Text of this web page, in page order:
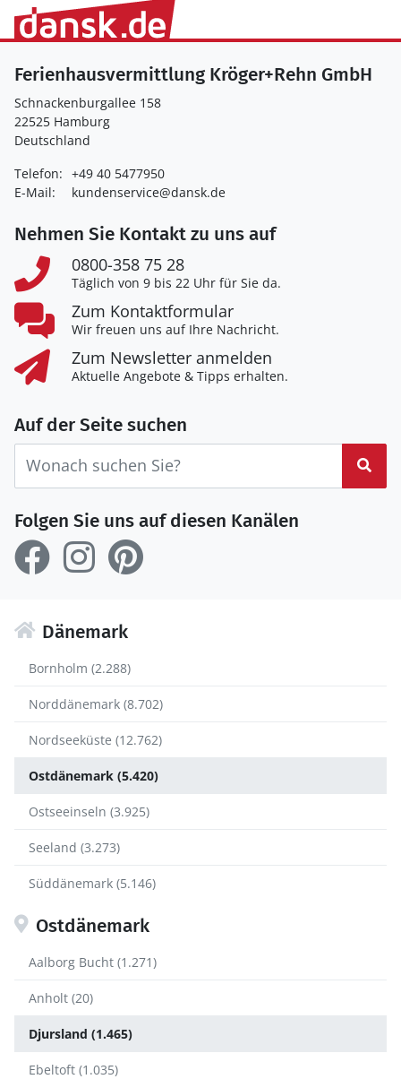
Ferienhausvermittlung Kröger+Rehn GmbH
Schnackenburgallee 158
22525 Hamburg
Deutschland
Telefon: +49 40 5477950
E-Mail:
kundenservice@dansk.de
Nehmen Sie Kontakt zu uns auf
0800-358 75 28
Täglich von 9 bis 22 Uhr für Sie da.
Zum Kontaktformular
Wir freuen uns auf Ihre Nachricht.
Zum Newsletter anmelden
Aktuelle Angebote & Tipps erhalten.
Auf der Seite suchen
Folgen Sie uns auf diesen Kanälen
Dänemark
Bornholm (2.288)
Norddänemark (8.702)
Nordseeküste (12.762)
Ostdänemark (5.420)
Ostseeinseln (3.925)
Seeland (3.273)
Süddänemark (5.146)
Ostdänemark
Aalborg Bucht (1.271)
Anholt (20)
Djursland (1.465)
Ebeltoft (1.035)